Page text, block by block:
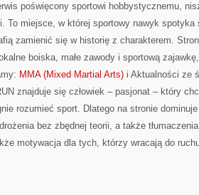
poświęcony sportowi hobbystycznemu,
To miejsce, w której sportowy nawyk spotyka
zamienić się w historię z charakterem.
boiska, małe zawody i sportową
MMA (Mixed Martial Arts) i Aktualności ze
znajduje się człowiek – pasjonat – który
rozumieć sport. Dlatego na stronie
bez zbędnej teorii, a także
motywacja dla tych, którzy wracają do